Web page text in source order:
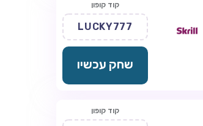
קוד קופון
LUCKY777
שחק עכשיו
קוד קופון